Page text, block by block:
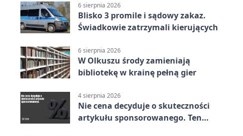
6 sierpnia 2026
Blisko 3 promile i sądowy zakaz.
Świadkowie zatrzymali kierujących
6 sierpnia 2026
W Olkuszu środy zamieniają
bibliotekę w krainę pełną gier
4 sierpnia 2026
Nie cena decyduje o skuteczności
artykułu sponsorowanego. Ten